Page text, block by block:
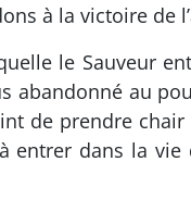
à la victoire
le Sauveur
abandonné au
de prendre
dans la